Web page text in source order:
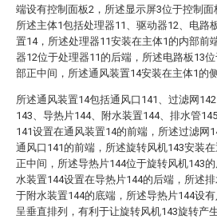
端设有控制面板2，所述显示屏3位于控制面
所述主体1包括处理器11、驱动器12、电路
置14，所述处理器11安装在主体1的内部前
器12位于处理器11的后端，所述电路板13
部正中间，所述通风装置14安装在主体1的侧
所述通风装置14包括通风口141、过滤网
143、导热片144、附水装置144、排水管
141设置在通风装置14的前端，所述过滤网
通风口141的前端，所述旋转风机143安装
正中间，所述导热片144位于旋转风机143
水装置144设置在导热片144的后端，所述
于附水装置144的底端，所述导热片144设有
呈垂直排列，有利于让旋转风机143旋转产